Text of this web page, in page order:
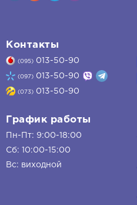
Контакты
(095) 013-50-90
(097) 013-50-90
(073) 013-50-90
График работы
Пн-Пт: 9:00-18:00
Сб: 10:00-15:00
Вс: виходной